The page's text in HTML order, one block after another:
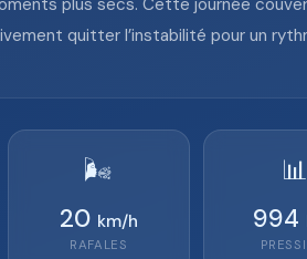
plus secs. Cette journée
quitter l’instabilité pour un
🌬️
20 km/h
RAFALES
📊
994